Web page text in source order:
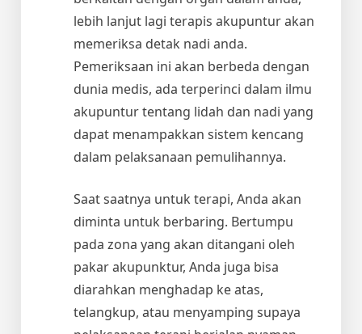
lebih lanjut lagi terapis akupuntur akan
memeriksa detak nadi anda.
Pemeriksaan ini akan berbeda dengan
dunia medis, ada terperinci dalam ilmu
akupuntur tentang lidah dan nadi yang
dapat menampakkan sistem kencang
dalam pelaksanaan pemulihannya.
Saat saatnya untuk terapi, Anda akan
diminta untuk berbaring. Bertumpu
pada zona yang akan ditangani oleh
pakar akupunktur, Anda juga bisa
diarahkan menghadap ke atas,
telangkup, atau menyamping supaya